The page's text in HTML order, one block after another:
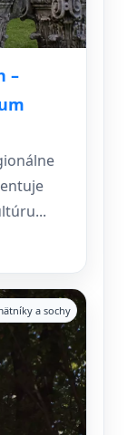
–
a sochy